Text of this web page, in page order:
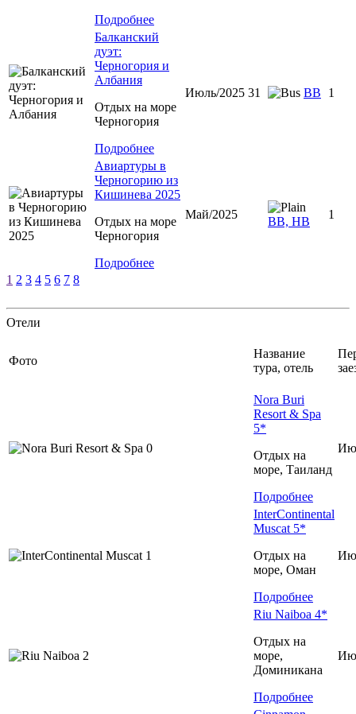
Подробнее
Балканский
дуэт:
Черногория и
Албания
Отдых на море
Черногория
Подробнее
Июль/2025 31 ВВ 1
Авиартуры в
Черногорию из
Кишинева 2025
Отдых на море
Черногория
Подробнее
Май/2025
ВВ, НВ
1
1 2 3 4 5 6 7 8
Отели
Фото
Название
тура, отель
Nora Buri
Resort & Spa
5*
Отдых на
море, Таиланд
Подробнее
InterContinental
Muscat 5*
Отдых на
море, Оман
Подробнее
Riu Naiboa 4*
Отдых на
море,
Доминиканa
Подробнее